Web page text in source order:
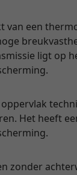
van een
ligt op
Het heeft
zonder